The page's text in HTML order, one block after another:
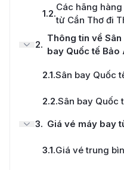
1.2.
Các hãng
từ Cần Thơ đi
2.
Thông tin về Sân
bay Quốc tế Bảo
2.1.Sân bay Quốc
2.2.Sân bay Quốc
3. Giá vé máy bay
3.1.Giá vé trung